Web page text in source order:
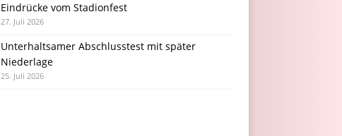
Eindrücke vom Stadionfest
27. Juli 2026
Unterhaltsamer Abschlusstest mit später
Niederlage
25. Juli 2026